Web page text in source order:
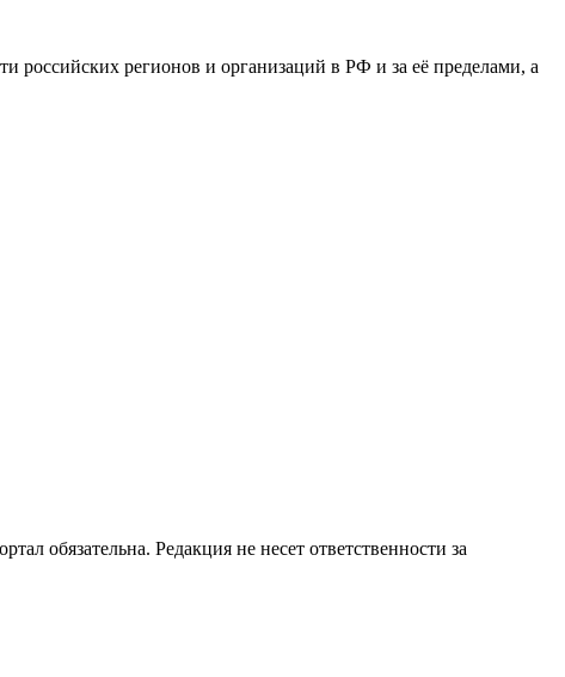
регионов и организаций в РФ и за её пределами, а
Редакция не несет ответственности за